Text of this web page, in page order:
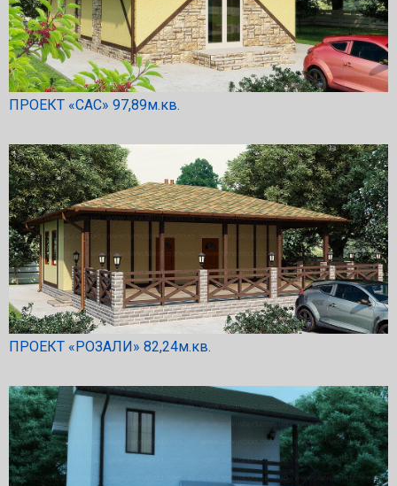
ПРОЕКТ «САС» 97,89м.кв.
ПРОЕКТ «РОЗАЛИ» 82,24м.кв.